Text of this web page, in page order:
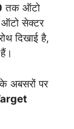
तक ऑटो
ऑटो सेक्टर
दिखाई है,
अबसरों पर